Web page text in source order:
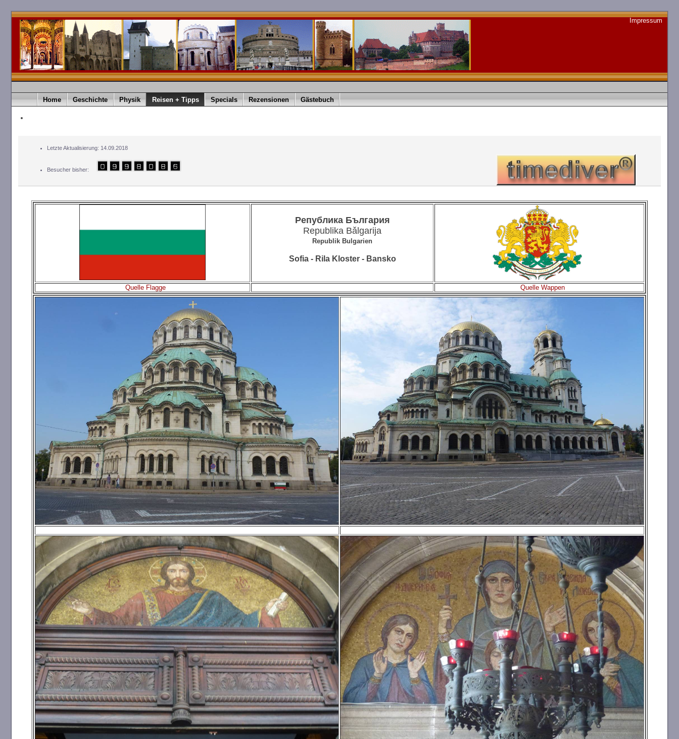
Impressum
Home Geschichte Physik Reisen + Tipps Specials Rezensionen Gästebuch
Letzte Aktualisierung: 14.09.2018
Besucher bisher:
Република България
Republika Bǎlgarija
Republik Bulgarien
Sofia - Rila Kloster - Bansko
Quelle Flagge Quelle Wappen